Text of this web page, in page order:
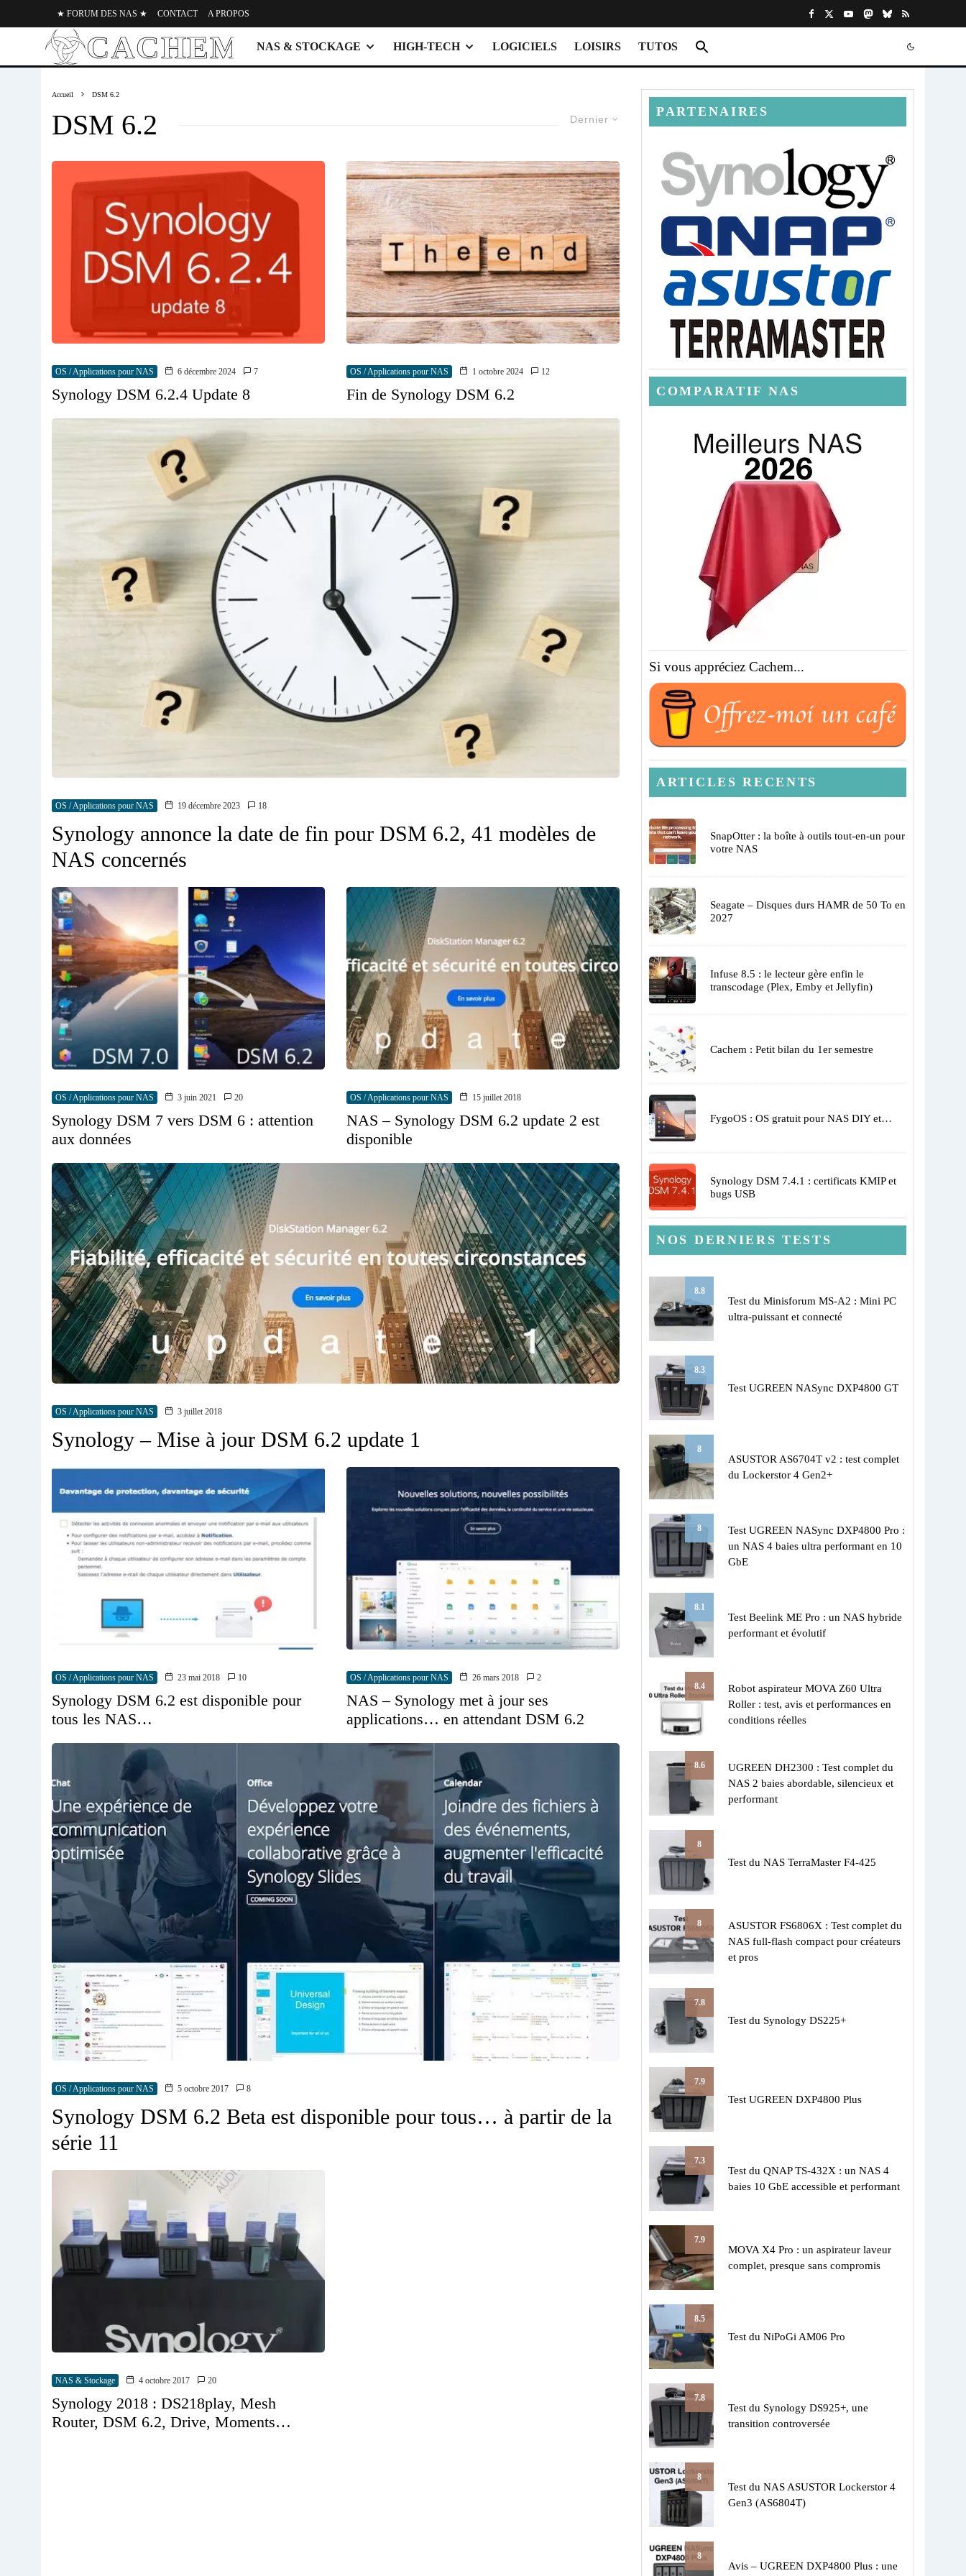
★ FORUM DES NAS ★ CONTACT A PROPOS
NAS & STOCKAGE HIGH-TECH LOGICIELS LOISIRS TUTOS
Accueil DSM 6.2
Dernier
DSM 6.2
OS / Applications pour NAS 6 décembre 2024 7
Synology DSM 6.2.4 Update 8
OS / Applications pour NAS 1 octobre 2024 12
Fin de Synology DSM 6.2
OS / Applications pour NAS 19 décembre 2023 18
Synology annonce la date de fin pour DSM 6.2, 41 modèles de
NAS concernés
OS / Applications pour NAS 3 juin 2021 20
Synology DSM 7 vers DSM 6 : attention
aux données
OS / Applications pour NAS 15 juillet 2018
NAS – Synology DSM 6.2 update 2 est
disponible
OS / Applications pour NAS 3 juillet 2018
Synology – Mise à jour DSM 6.2 update 1
OS / Applications pour NAS 23 mai 2018 10
Synology DSM 6.2 est disponible pour
tous les NAS…
OS / Applications pour NAS 26 mars 2018 2
NAS – Synology met à jour ses
applications… en attendant DSM 6.2
OS / Applications pour NAS 5 octobre 2017 8
Synology DSM 6.2 Beta est disponible pour tous… à partir de la
série 11
NAS & Stockage 4 octobre 2017 20
Synology 2018 : DS218play, Mesh
Router, DSM 6.2, Drive, Moments…
PARTENAIRES
COMPARATIF NAS
Si vous appréciez Cachem...
ARTICLES RECENTS
SnapOtter : la boîte à outils tout-en-un pour
votre NAS
Seagate – Disques durs HAMR de 50 To en
2027
Infuse 8.5 : le lecteur gère enfin le
transcodage (Plex, Emby et Jellyfin)
Cachem : Petit bilan du 1er semestre
FygoOS : OS gratuit pour NAS DIY et…
Synology DSM 7.4.1 : certificats KMIP et
bugs USB
NOS DERNIERS TESTS
8.8
Test du Minisforum MS-A2 : Mini PC
ultra-puissant et connecté
8.3
Test UGREEN NASync DXP4800 GT
8
ASUSTOR AS6704T v2 : test complet
du Lockerstor 4 Gen2+
8
Test UGREEN NASync DXP4800 Pro :
un NAS 4 baies ultra performant en 10
GbE
8.1
Test Beelink ME Pro : un NAS hybride
performant et évolutif
8.4
Robot aspirateur MOVA Z60 Ultra
Roller : test, avis et performances en
conditions réelles
8.6
UGREEN DH2300 : Test complet du
NAS 2 baies abordable, silencieux et
performant
8
Test du NAS TerraMaster F4-425
8
ASUSTOR FS6806X : Test complet du
NAS full-flash compact pour créateurs
et pros
7.8
Test du Synology DS225+
7.9
Test UGREEN DXP4800 Plus
7.3
Test du QNAP TS-432X : un NAS 4
baies 10 GbE accessible et performant
7.9
MOVA X4 Pro : un aspirateur laveur
complet, presque sans compromis
8.5
Test du NiPoGi AM06 Pro
7.8
Test du Synology DS925+, une
transition controversée
8
Test du NAS ASUSTOR Lockerstor 4
Gen3 (AS6804T)
8
Avis – UGREEN DXP4800 Plus : une